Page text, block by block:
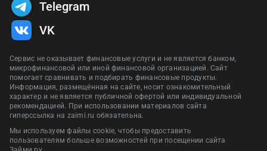
Сервис не оказывает финансовые услуги и не является банком,
микрофинансовой или иной финансовой организацией. Сайт
помогает сравнивать и подбирать финансовые продукты.
Информация, размещённая на сайте, носит ознакомительный
характер и не является публичной офертой или индивидуальной
рекомендацией. При использовании материалов сайта
гиперссылка на zaimi.ru обязательна.
Мы используем файлы cookie, чтобы предоставить
пользователям больше возможностей при посещении сайта
Telegram
VK